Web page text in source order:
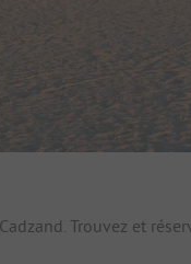
Trouvez et